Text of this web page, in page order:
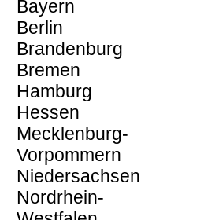
Bayern
Berlin
Brandenburg
Bremen
Hamburg
Hessen
Mecklenburg-
Vorpommern
Niedersachsen
Nordrhein-